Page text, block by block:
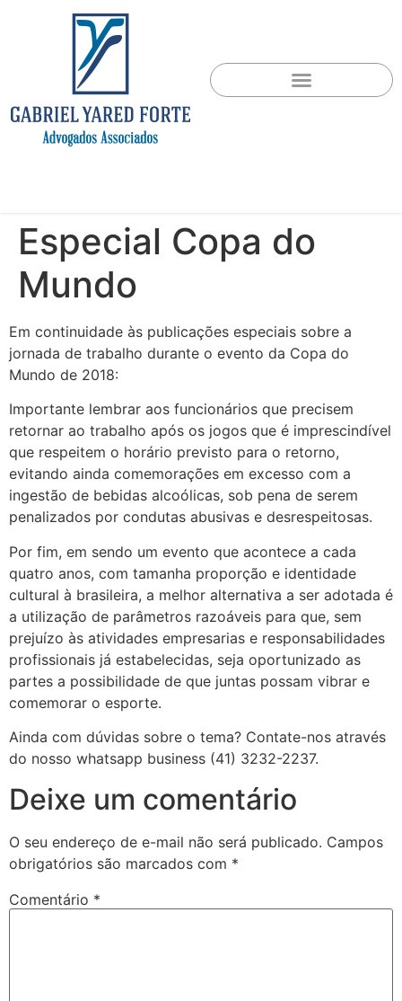
Especial Copa do
Mundo
Em continuidade às publicações especiais sobre a
jornada de trabalho durante o evento da Copa do
Mundo de 2018:
Importante lembrar aos funcionários que precisem
retornar ao trabalho após os jogos que é imprescindível
que respeitem o horário previsto para o retorno,
evitando ainda comemorações em excesso com a
ingestão de bebidas alcoólicas, sob pena de serem
penalizados por condutas abusivas e desrespeitosas.
Por fim, em sendo um evento que acontece a cada
quatro anos, com tamanha proporção e identidade
cultural à brasileira, a melhor alternativa a ser adotada é
a utilização de parâmetros razoáveis para que, sem
prejuízo às atividades empresarias e responsabilidades
profissionais já estabelecidas, seja oportunizado as
partes a possibilidade de que juntas possam vibrar e
comemorar o esporte.
Ainda com dúvidas sobre o tema? Contate-nos através
do nosso whatsapp business (41) 3232-2237.
Deixe um comentário
O seu endereço de e-mail não será publicado. Campos
obrigatórios são marcados com *
Comentário *